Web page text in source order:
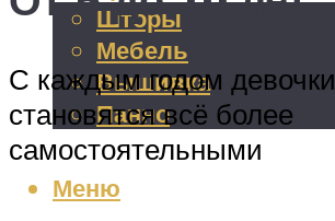
Шторы
Мебель
Вышивка
Панно
Меню
С каждым годом девочки
становятся всё более
самостоятельными